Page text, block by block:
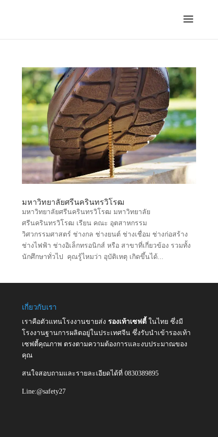
มหาวิทยาลัยศรีนครินทรวิโรฒ
มหาวิทยาลัยศรีนครินทรวิโรฒ มหาวิทยาลัย
ศรีนครินทรวิโรฒ เรียน คณะ อุตสาหกรรม
วิศวกรรมศาสตร์ ช่างกล ช่างยนต์ ช่างเชื่อม ช่างก่อสร้าง
ช่างไฟฟ้า ช่างอิเล็กทรอนิกส์ หรือ สาขาที่เกี่ยวข้อง รวมทั้ง
นักศึกษาทั่วไป คุณรู้ไหมว่า อุบัติเหตุ เกิดขึ้นได้...
เกี่ยวกับเรา
เราคือตัวแทนโรงงานขายส่ง รองเท้าเซฟตี้ ในไทย ซึ่งมี
โรงงานฐานการผลิตอยู่ในประเทศจีน ซึ่งรับนำเข้ารองเท้า
เซฟตี้คุณภาพ ตรงตามความต้องการและงบประมาณของ
คุณ
สนใจสอบถามและรายละเอียดได้ที่ 0830389895
Line:@safety27